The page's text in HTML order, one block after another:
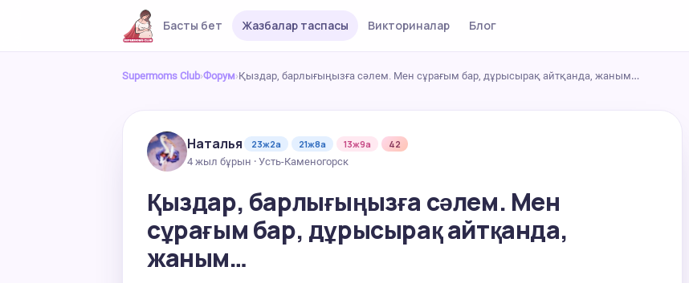
Басты бет Жазбалар таспасы Викториналар Блог
Supermoms Club›Форум›Қыздар, барлығыңызға сәлем. Мен сұрағым бар, дұрысырақ айтқанда, жаным…
Наталья 23ж2а 21ж8а 13ж9а
42
4 жыл бұрын · Усть-Каменогорск
Қыздар, барлығыңызға сәлем. Мен
сұрағым бар, дұрысырақ айтқанда,
жаным…